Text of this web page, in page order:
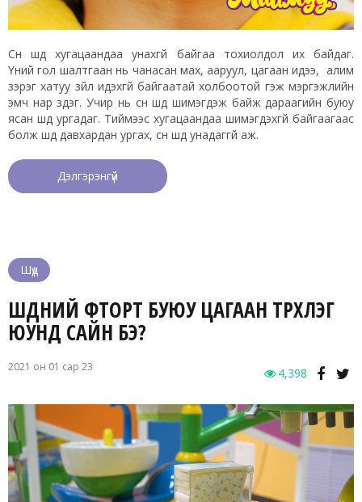
Сүүн шүд хугацаандаа унахгүй байгаа тохиолдол их байдаг.
Үүний гол шалтгаан нь чанасан мах, ааруул, цагаан идээ, алим
зэрэг хатуу зүйл идэхгүй байгаатай холбоотой гэж мэргэжлийн
эмч нар үздэг. Учир нь сүүн шүд шимэгдэж байж дараагийн буюу
ясан шүд ургадаг. Тиймээс хугацаандаа шимэгдэхгүй байгаагаас
болж шүд давхардан ургах, сүүн шүд унадаггүй аж.
Дэлгэрэнгүй
Шүд
ШҮДНИЙ ФТОРТ БУЮУ ЦАГААН ТҮРХЛЭГ
ЮУНД САЙН БЭ?
2021 он 01 сар 23 4,398